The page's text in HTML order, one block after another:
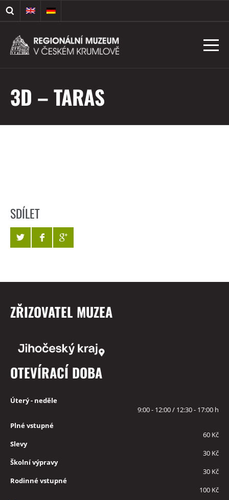
3D – TARAS
SDÍLET
ZŘIZOVATEL MUZEA
OTEVÍRACÍ DOBA
Úterý - neděle
9:00 - 12:00 / 12:30 - 17:00 h
Plné vstupné
60 Kč
Slevy
30 Kč
Školní výpravy
30 Kč
Rodinné vstupné
100 Kč